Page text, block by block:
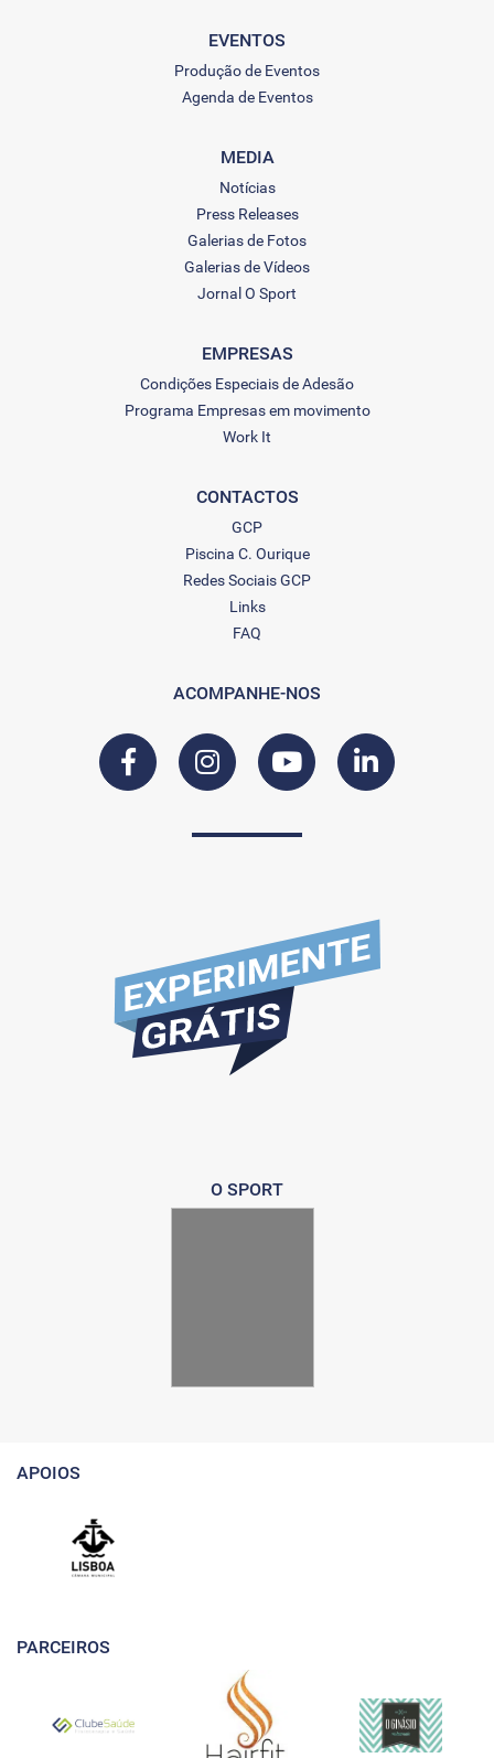
EVENTOS
Produção de Eventos
Agenda de Eventos
MEDIA
Notícias
Press Releases
Galerias de Fotos
Galerias de Vídeos
Jornal O Sport
EMPRESAS
Condições Especiais de Adesão
Programa Empresas em movimento
Work It
CONTACTOS
GCP
Piscina C. Ourique
Redes Sociais GCP
Links
FAQ
ACOMPANHE-NOS
O SPORT
APOIOS
PARCEIROS